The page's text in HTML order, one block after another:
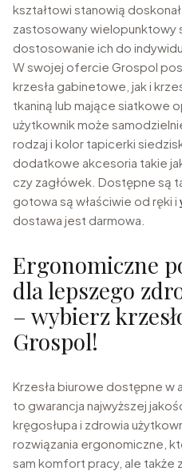
kształtowi stanowią
zastosowany wielopunktowy
dostosowanie ich do
W swojej ofercie Grospol
krzesła gabinetowe, jak i
tkaniną lub mające siatkowe
użytkownik może
rodzaj i kolor tapicerki
dodatkowe akcesoria takie
czy zagłówek. Dostępne są
gotowa są właściwie od ręki i
dostawa jest darmowa.
Ergonomiczne
dla lepszego
– wybierz
Grospol!
Krzesła biurowe dostępne w
to gwarancja najwyższej
kręgosłupa i zdrowia
rozwiązania ergonomiczne,
sam komfort pracy, ale także